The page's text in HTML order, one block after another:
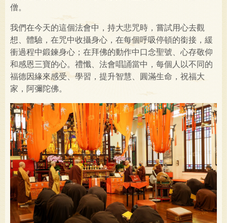
僧。
我們在今天的這個法會中，持大悲咒時，嘗試用心去觀
想、體驗，在咒中收攝身心，在每個呼吸停頓的銜接，緩
衝過程中鍛鍊身心；在拜佛的動作中口念聖號、心存敬仰
和感恩三寶的心。禮懺、法會唱誦當中，每個人以不同的
福德因緣來感受、學習，提升智慧、圓滿生命，祝福大
家，阿彌陀佛。